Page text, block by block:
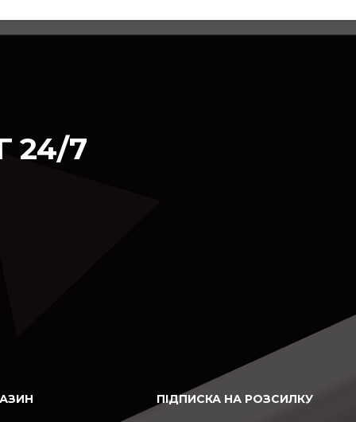
24/7
ПІДПИСКА НА РОЗСИЛКУ